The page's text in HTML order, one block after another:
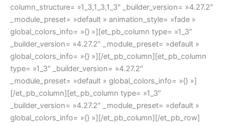
column_structure= »1_3,1_3,1_3″ _builder_version= »4.27.2″
_module_preset= »default » animation_style= »fade »
global_colors_info= »{} »][et_pb_column type= »1_3″
_builder_version= »4.27.2″ _module_preset= »default »
global_colors_info= »{} »][/et_pb_column][et_pb_column
type= »1_3″ _builder_version= »4.27.2″
_module_preset= »default » global_colors_info= »{} »]
[/et_pb_column][et_pb_column type= »1_3″
_builder_version= »4.27.2″ _module_preset= »default »
global_colors_info= »{} »][/et_pb_column][/et_pb_row]